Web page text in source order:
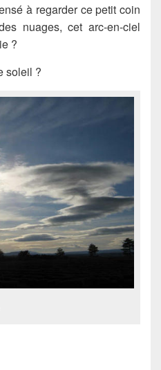
à regarder ce petit coin
nuages, cet arc-en-ciel
?
soleil ?